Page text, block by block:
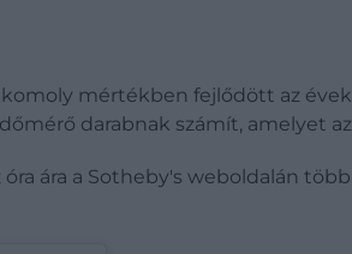
mértékben fejlődött az évek
darabnak számít, amelyet
ára a Sotheby's weboldalán